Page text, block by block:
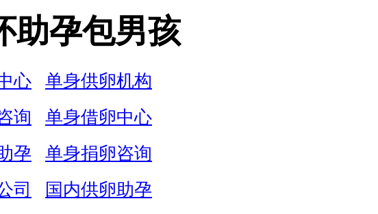
助孕包男孩
心
单身供卵机构
询
单身借卵中心
孕
单身捐卵咨询
司
国内供卵助孕